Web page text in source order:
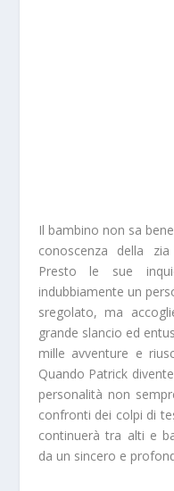
Il bambino non sa
conoscenza della
Presto le sue
indubbiamente un
sregolato, ma
grande slancio ed
mille avventure e
Quando Patrick
personalità non
confronti dei colpi di
continuerà tra alti e
da un sincero e